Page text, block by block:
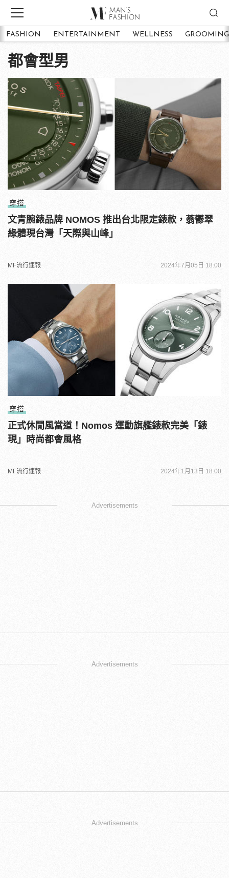
FASHION ENTERTAINMENT WELLNESS GROOMING
都會型男
穿搭
文青腕錶品牌 NOMOS 推出台北限定錶款，蓊鬱翠
綠體現台灣「天際與山峰」
MF流行速報 2024年7月05日 18:00
穿搭
正式休閒風當道！Nomos 運動旗艦錶款完美「錶
現」時尚都會風格
MF流行速報 2024年1月13日 18:00
Advertisements
Advertisements
Advertisements